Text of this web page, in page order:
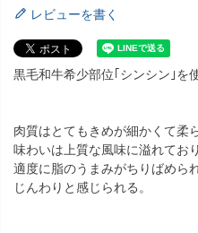
レビューを書く
黒毛和牛希少部位｢シンシン｣を使
肉質はとてもきめが細かくて柔
味わいは上質な風味に溢れており
適度に脂のうまみがちりばめら
じんわりと感じられる。